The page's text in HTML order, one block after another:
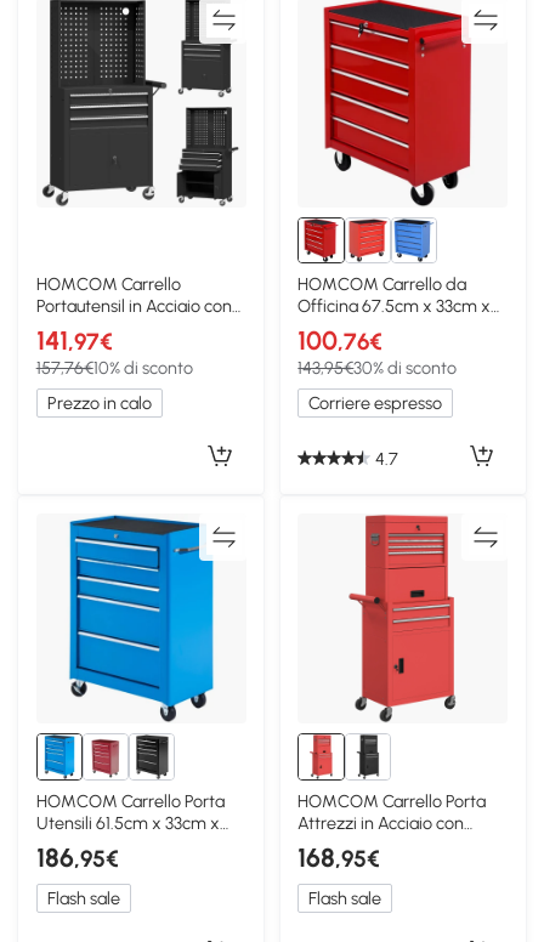
HOMCOM Carrello
Portautensil in Acciaio con
Piano di Lavoro, Nero
141,97€
157,76€10% di sconto
Prezzo in calo
HOMCOM Carrello da
Officina 67.5cm x 33cm x
77cm Rosso
100,76€
143,95€30% di sconto
Corriere espresso
4.7
HOMCOM Carrello Porta
Utensili 61.5cm x 33cm x
82.5cm Azzurro
186,95€
Flash sale
HOMCOM Carrello Porta
Attrezzi in Acciaio con
Ruote, Rosso
168,95€
Flash sale